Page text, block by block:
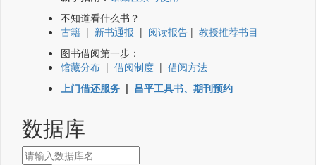
不知道看什么书？
古籍 | 新书通报 | 阅读报告 | 教授推荐书目
图书借阅第一步：
馆藏分布 | 借阅制度 | 借阅方法
上门借还服务 | 昌平工具书、期刊预约
数据库